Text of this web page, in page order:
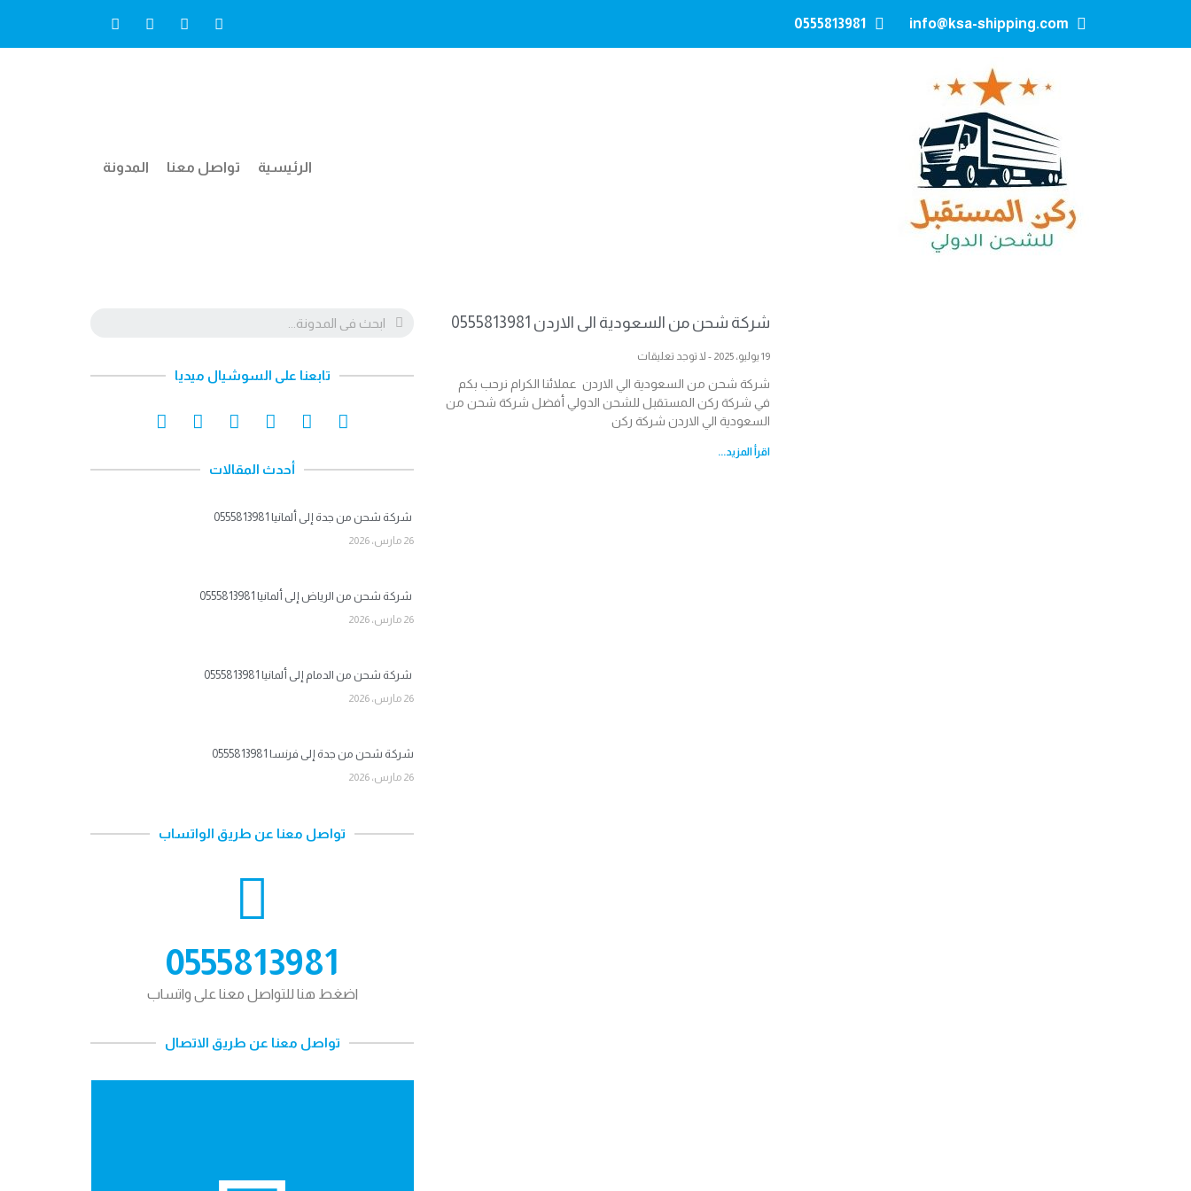
info@ksa-shipping.com
0555813981
الرئيسية تواصل معنا المدونة
شركة شحن من السعودية الى الاردن 0555813981
19 يوليو، 2025 لا توجد تعليقات
شركة شحن من السعودية الي الاردن عملائنا الكرام نرحب بكم
في شركة ركن المستقبل للشحن الدولي أفضل شركة شحن من
السعودية الي الاردن شركة ركن
اقرأ المزيد...
تابعنا على السوشيال ميديا
أحدث المقالات
شركة شحن من جدة إلى ألمانيا 0555813981
26 مارس، 2026
شركة شحن من الرياض إلى ألمانيا 0555813981
26 مارس، 2026
شركة شحن من الدمام إلى ألمانيا 0555813981
26 مارس، 2026
شركة شحن من جدة إلى فرنسا 0555813981
26 مارس، 2026
تواصل معنا عن طريق الواتساب
0555813981
اضغط هنا للتواصل معنا على واتساب
تواصل معنا عن طريق الاتصال